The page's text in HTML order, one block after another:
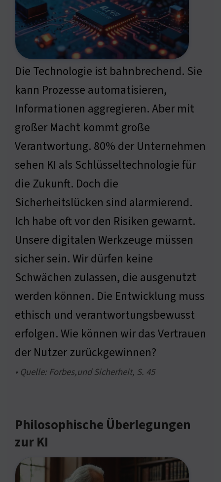
Die Technologie ist bahnbrechend. Sie
kann Prozesse automatisieren,
Informationen aggregieren. Aber mit
großer Macht kommt große
Verantwortung. 80% der Unternehmen
sehen KI als Schlüsseltechnologie für
die Zukunft. Doch die
Sicherheitslücken sind alarmierend.
Ich habe oft vor den Risiken gewarnt.
Unsere digitalen Werkzeuge müssen
sicher sein. Wir dürfen keine
Schwächen zulassen, die ausgenutzt
werden können. Die Entwicklung muss
ethisch und verantwortungsbewusst
erfolgen. Wie können wir das Vertrauen
der Nutzer zurückgewinnen?
• Quelle: Forbes,und Sicherheit, S. 45
Philosophische Überlegungen
zur KI